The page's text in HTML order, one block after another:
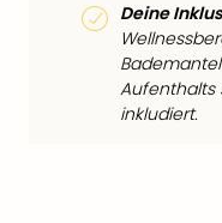
Deine
Aufenthalts
inkludiert.